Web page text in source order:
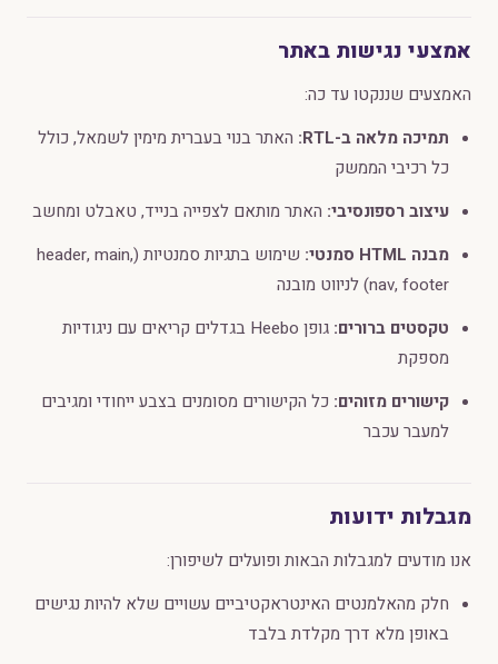
אמצעי נגישות באתר
האמצעים שננקטו עד כה:
תמיכה מלאה ב-RTL:
האתר בנוי בעברית מימין לשמאל, כולל
כל רכיבי הממשק
עיצוב רספונסיבי: האתר מותאם לצפייה בנייד, טאבלט ומחשב
מבנה HTML סמנטי:
שימוש בתגיות סמנטיות (header, main,
nav, footer) לניווט מובנה
טקסטים ברורים:
גופן Heebo בגדלים קריאים עם ניגודיות
מספקת
קישורים מזוהים: כל הקישורים מסומנים בצבע ייחודי ומגיבים
למעבר עכבר
מגבלות ידועות
אנו מודעים למגבלות הבאות ופועלים לשיפורן:
חלק מהאלמנטים האינטראקטיביים עשויים שלא להיות נגישים
באופן מלא דרך מקלדת בלבד